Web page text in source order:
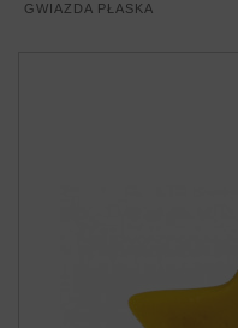
GWIAZDA PŁASKA